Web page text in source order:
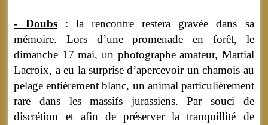
- Doubs: la rencontre restera gravée dans sa
mémoire. Lors d’une promenade en forêt, le
dimanche 17 mai, un photographe amateur, Martial
Lacroix, a eu la surprise d’apercevoir un chamois au
pelage entièrement blanc, un animal particulièrement
rare dans les massifs jurassiens. Par souci de
discrétion et afin de préserver la tranquillité de